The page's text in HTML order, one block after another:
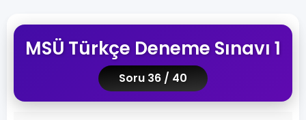
MSÜ Türkçe Deneme Sınavı 1
Soru 36 / 40